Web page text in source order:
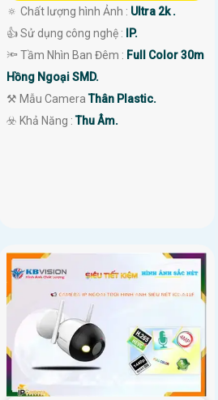
🔅 Chất lượng hình Ảnh : Ultra 2k .
👍 Sử dụng công nghệ :
IP.
🔦 Tầm Nhìn Ban Đêm : Full Color 30m
Hồng Ngoại SMD.
⚒ Mẫu CameraThân Plastic.
️☣️ Khả Năng :Thu Âm.